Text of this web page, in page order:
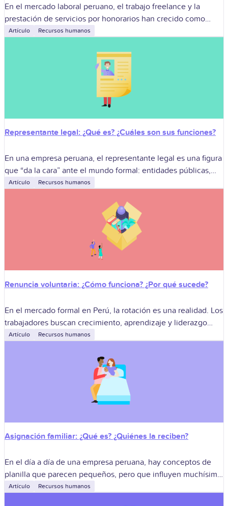
En el mercado laboral peruano, el trabajo freelance y la
prestación de servicios por honorarios han crecido como
respuesta a proyectos más cortos, cambios tecnológicos y
Artículo Recursos humanos
Representante legal: ¿Qué es? ¿Cuáles son sus funciones?
En una empresa peruana, el representante legal es una figura
que “da la cara” ante el mundo formal: entidades públicas,
bancos, clientes, proveedores y también frente a los propios
Artículo Recursos humanos
Renuncia voluntaria: ¿Cómo funciona? ¿Por qué sucede?
En el mercado formal en Perú, la rotación es una realidad. Los
trabajadores buscan crecimiento, aprendizaje y liderazgo
respetuoso. Las empresas operan con equipos ajustados, así
Artículo Recursos humanos
Asignación familiar: ¿Qué es? ¿Quiénes la reciben?
En el día a día de una empresa peruana, hay conceptos de
planilla que parecen pequeños, pero que influyen muchísimo
en la confianza del equipo. La asignación familiar es uno
Artículo Recursos humanos